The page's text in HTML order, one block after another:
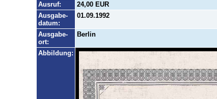
Ausruf:
24,00 EUR
Ausgabe-
datum:
01.09.1992
Ausgabe-
ort:
Berlin
Abbildung: